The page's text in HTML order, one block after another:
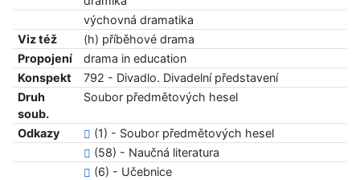
výchovná dramatika
Viz též
(h) příběhové drama
Propojení
drama in education
Konspekt
792 - Divadlo. Divadelní představení
Druh
soub.
Soubor předmětových hesel
Odkazy
(1) - Soubor předmětových hesel
(58) - Naučná literatura
(6) - Učebnice